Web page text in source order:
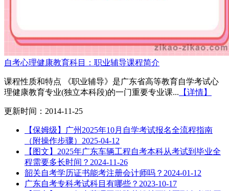
自考心理健康教育科目：职业辅导课程简介
课程性质和特点 《职业辅导》是广东省高等教育自学考试心
理健康教育专业(独立本科段)的一门重要专业课... 【详情】
更新时间：2014-11-25
【保姆级】广州2025年10月自学考试报名全流程指南
（附操作步骤） 2025-04-12
【图文】2025年广东车辆工程自考本科从考试到毕业全
程需要多长时间？ 2024-11-26
韶关自考学历证书能考注册会计师吗？ 2024-01-12
广东自考专科考试科目有哪些？ 2023-10-17